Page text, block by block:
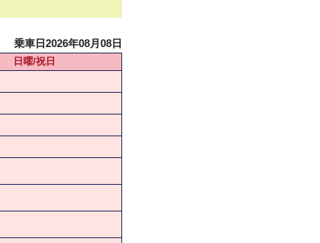
乗車日2026年08月08日
日曜/祝日